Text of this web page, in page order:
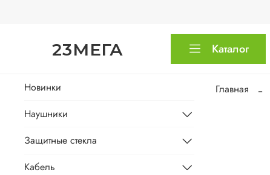
23МЕГА Каталог
Главная
Новинки
Наушники
Защитные стекла
Кабель